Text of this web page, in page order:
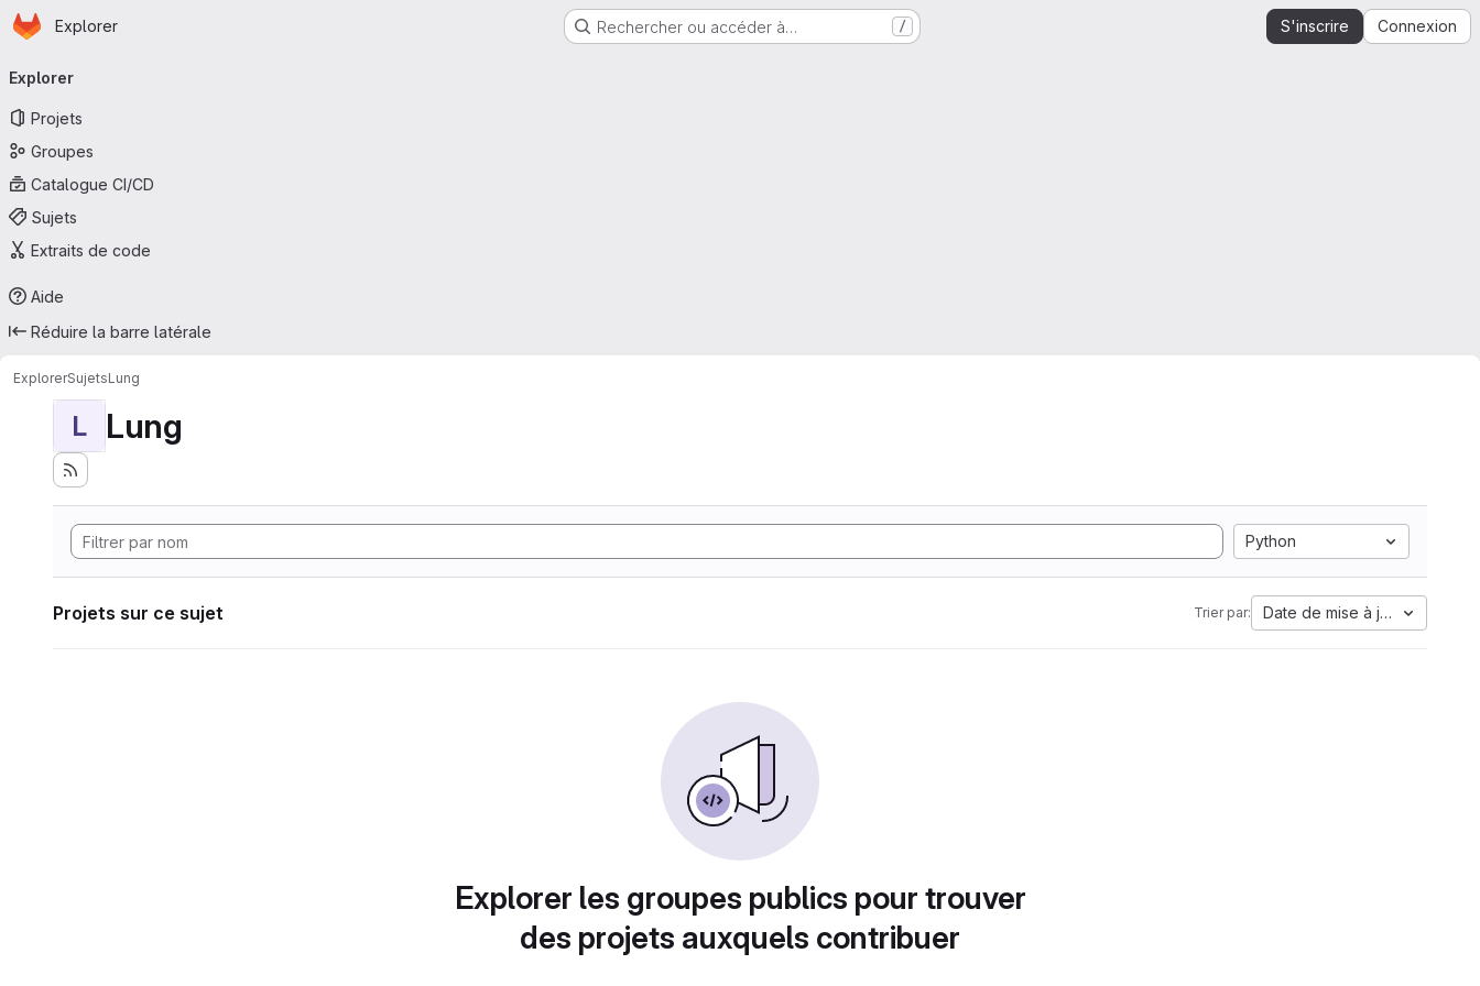
Passer au contenu principal
Page d'accueil
Explorer Rechercher ou accéder à… / S'inscrire Connexion
principale
Explorer
Projets
Groupes
Catalogue CI/CD
Sujets
Extraits de code
Aide
Réduire la barre latérale
ExplorerSujetsLung
L Lung
Python
Projets sur ce sujet Trier par: Date de mise à jour
Explorer les groupes publics pour trouver
des projets auxquels contribuer